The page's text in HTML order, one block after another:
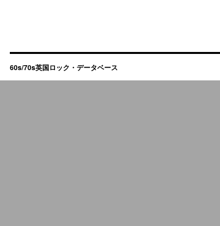
60s/70s英国ロック・データベース